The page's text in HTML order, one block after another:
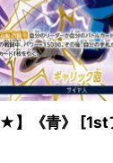
】《青》 [1st